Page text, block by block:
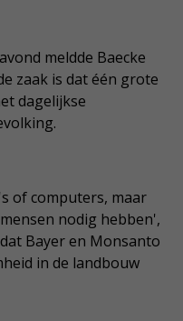
meldde Baecke
zaak is dat één grote
dagelijkse
of computers, maar
nodig hebben',
Bayer en Monsanto
in de landbouw